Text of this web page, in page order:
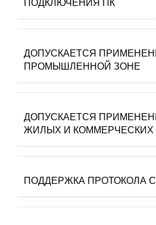
ПОДКЛЮЧЕНИЯ ПК
ДОПУСКАЕТСЯ
ПРОМЫШЛЕННОЙ ЗОНЕ
ДОПУСКАЕТСЯ
ЖИЛЫХ И КОММЕРЧЕСКИХ
ПОДДЕРЖКА ПРОТОКОЛА